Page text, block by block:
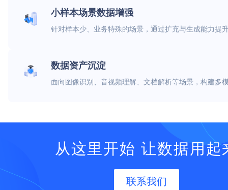
小样本场景数据增强
针对样本少、业务特殊的场景，通过扩充与生成能力提
数据资产沉淀
面向图像识别、音视频理解、文档解析等场景，构建多
从这里开始 让数据用起
联系我们